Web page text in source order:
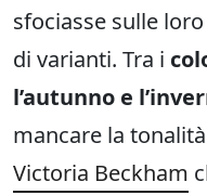
sfociasse sulle
di varianti. Tra i
l’autunno e
mancare la
Victoria Beckham